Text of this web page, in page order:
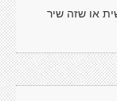
או שזה שיר